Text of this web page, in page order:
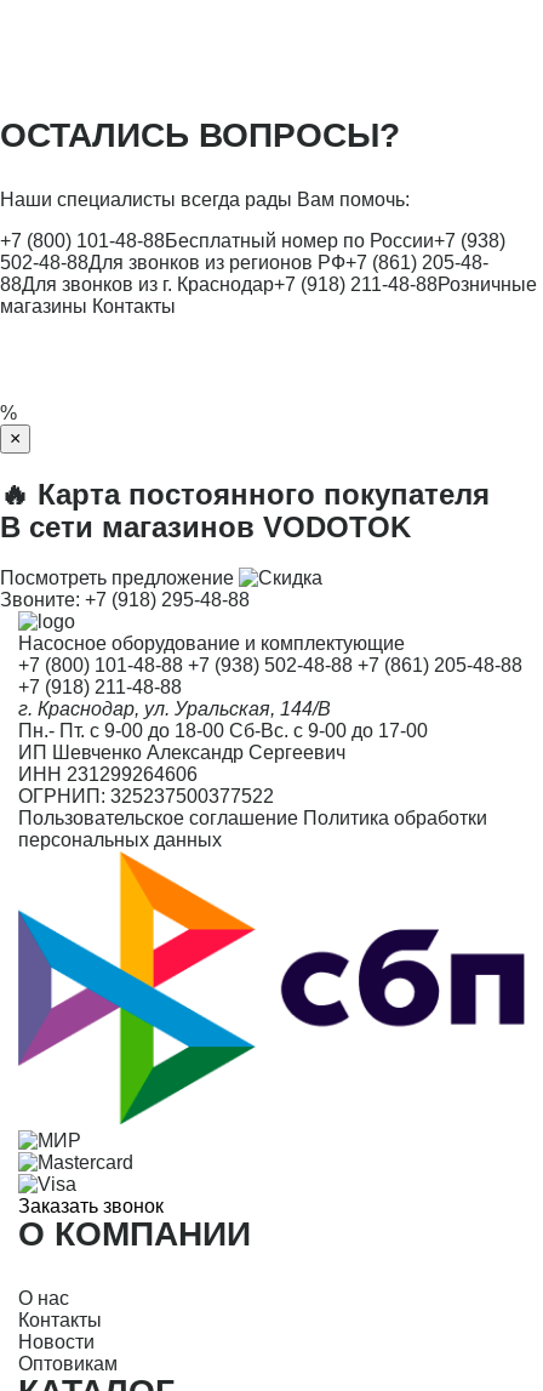
ОСТАЛИСЬ ВОПРОСЫ?
Наши специалисты всегда рады Вам помочь:
+7 (800) 101-48-88Бесплатный номер по России+7 (938)
502-48-88Для звонков из регионов РФ+7 (861) 205-48-
88Для звонков из г. Краснодар+7 (918) 211-48-88Розничные
магазины Контакты
%
×
🔥 Карта постоянного покупателя
В сети магазинов VODOTOK
Посмотреть предложение
Звоните: +7 (918) 295-48-88
Насосное оборудование и комплектующие
+7 (800) 101-48-88 +7 (938) 502-48-88 +7 (861) 205-48-88
+7 (918) 211-48-88
г. Краснодар, ул. Уральская, 144/В
Пн.- Пт. с 9-00 до 18-00 Сб-Вс. с 9-00 до 17-00
ИП Шевченко Александр Сергеевич
ИНН 231299264606
ОГРНИП: 325237500377522
Пользовательское соглашение Политика обработки
персональных данных
Заказать звонок
О КОМПАНИИ
О нас
Контакты
Новости
Оптовикам